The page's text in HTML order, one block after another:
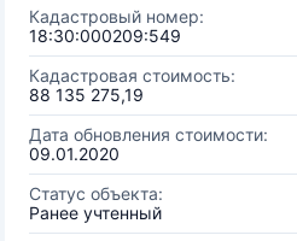
Кадастровый номер:
18:30:000209:549
Кадастровая стоимость:
88 135 275,19
Дата обновления стоимости:
09.01.2020
Статус объекта:
Ранее учтенный